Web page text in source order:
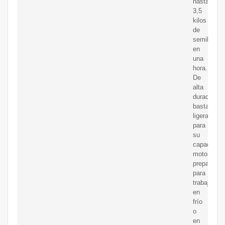
3,5
kilos
de
semillas
en
una
hora.
De
alta
duración,
bastante
ligera
para
su
capacidad
motora,
preparada
para
trabajar
en
frío
o
en